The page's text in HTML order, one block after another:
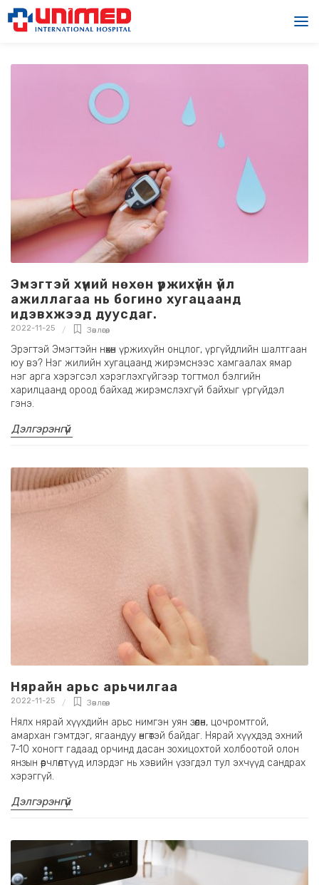
Эмэгтэй хүний нөхөн үржихүйн үйл
ажиллагаа нь богино хугацаанд
идэвхжээд дуусдаг.
2022-11-25 Зөвлөгөө,
Эрэгтэй Эмэгтэйн нөхөн үржихүйн онцлог, үргүйдлийн шалтгаан
юу вэ? Нэг жилийн хугацаанд жирэмснээс хамгаалах ямар
нэг арга хэрэгсэл хэрэглэхгүйгээр тогтмол бэлгийн
харилцаанд ороод байхад жирэмслэхгүй байхыг үргүйдэл
гэнэ.
Дэлгэрэнгүй
Нярайн арьс арьчилгаа
2022-11-25 Зөвлөгөө,
Нялх нярай хүүхдийн арьс нимгэн уян зөөлөн, цочромтгой,
амархан гэмтдэг, ягаандуу өнгөтэй байдаг. Нярай хүүхдэд эхний
7-10 хоногт гадаад орчинд дасан зохицохтой холбоотой олон
янзын өөрчлөлтүүд илэрдэг нь хэвийн үзэгдэл тул эхчүүд сандрах
хэрэггүй.
Дэлгэрэнгүй